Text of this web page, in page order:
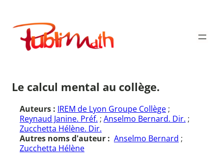
contenu
Publimath
Le calcul mental au collège.
Auteurs : IREM de Lyon Groupe Collège ;
Reynaud Janine. Préf. ; Anselmo Bernard. Dir. ;
Zucchetta Hélène. Dir.
Autres noms d'auteur : Anselmo Bernard ;
Zucchetta Hélène